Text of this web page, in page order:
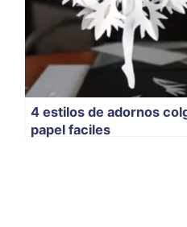
4 estilos de adornos
papel faciles